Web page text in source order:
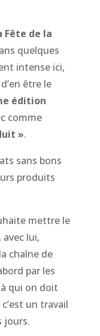
Fête de la
quelques
intense ici,
être le
édition
comme
».
sans bons
produits
mettre le
lui,
chaîne de
par les
qui on doit
un travail
jours.